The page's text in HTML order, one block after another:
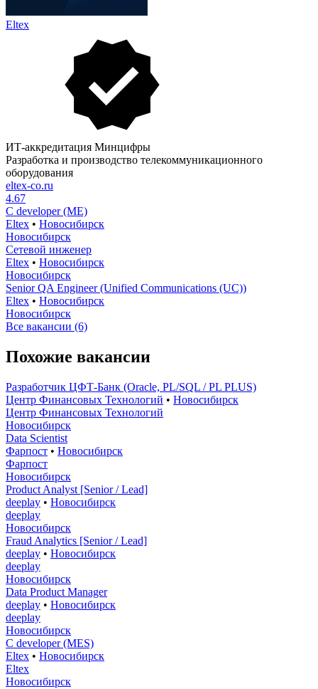
Eltex
ИТ-аккредитация Минцифры
Разработка и производство телекоммуникационного
оборудования
eltex-co.ru
4.67
C developer (ME)
Eltex • Новосибирск
Новосибирск
Сетевой инженер
Eltex • Новосибирск
Новосибирск
Senior QA Engineer (Unified Communications (UC))
Eltex • Новосибирск
Новосибирск
Все вакансии (6)
Похожие вакансии
Разработчик ЦФТ-Банк (Oracle, PL/SQL / PL PLUS)
Центр Финансовых Технологий • Новосибирск
Центр Финансовых Технологий
Новосибирск
Data Scientist
Фарпост • Новосибирск
Фарпост
Новосибирск
Product Analyst [Senior / Lead]
deeplay • Новосибирск
deeplay
Новосибирск
Fraud Analytics [Senior / Lead]
deeplay • Новосибирск
deeplay
Новосибирск
Data Product Manager
deeplay • Новосибирск
deeplay
Новосибирск
C developer (MES)
Eltex • Новосибирск
Eltex
Новосибирск